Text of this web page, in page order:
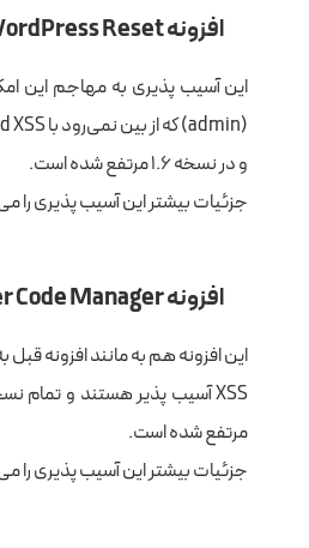
افزونهReset
و در نسخه ۱.۶ مرتفع شده است.
جزئیات بیشتر این آسیب پذیری را
افزونهCode Manager
مرتفع شده است.
جزئیات بیشتر این آسیب پذیری را